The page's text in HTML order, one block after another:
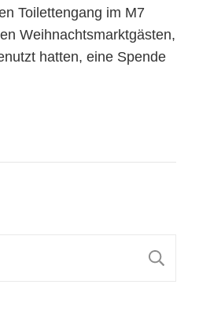
Toilettengang im M7
Weihnachtsmarktgästen,
hatten, eine Spende